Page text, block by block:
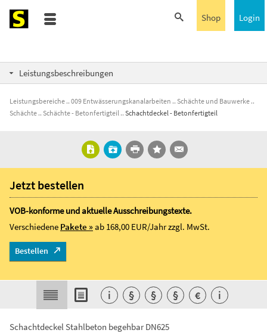
Login
Shop
Leistungsbeschreibungen
Leistungsbereiche 009 Entwässerungskanalarbeiten
Schächte und Bauwerke
Schächte
Schächte - Betonfertigteil Schachtdeckel - Betonfertigteil
Schachtdeckel Stahlbeton begehbar DN625
Jetzt bestellen
VOB-konforme und aktuelle Ausschreibungstexte.
Verschiedene Pakete »ab 168,00 EUR/Jahrzzgl. MwSt.
Bestellen
i § § § € i